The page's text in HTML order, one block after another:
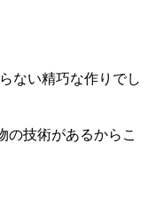
ない精巧な作りでし
の技術があるからこ